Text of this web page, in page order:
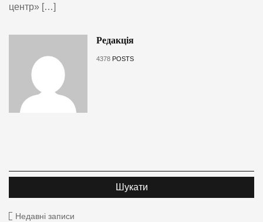
центр» […]
Редакція
4378 POSTS
Недавні записи